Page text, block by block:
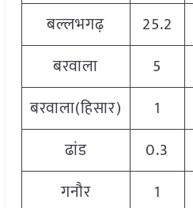
बल्लभगढ़ 25.2
बरवाला
5
बरवाला(हिसार)
1
ढांड
0.3
गनौर
1